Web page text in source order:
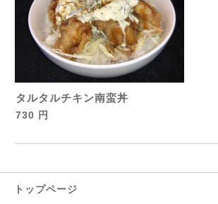
タルタルチキン南蛮丼
730 円
トップページ